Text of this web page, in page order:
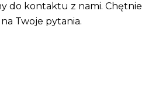
do kontaktu z nami. Chętnie
Twoje pytania.